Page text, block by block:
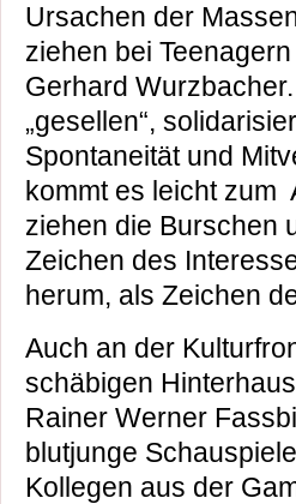
Ursachen der
ziehen bei
Gerhard
„gesellen“,
Spontaneität und
kommt es leicht zum
ziehen die Burschen
Zeichen des
herum, als Zeichen
Auch an der
schäbigen
Rainer Werner
blutjunge
Kollegen aus der